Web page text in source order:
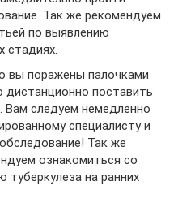
Так же рекомендуем
по выявлению
стадиях.
вы поражены палочками
дистанционно поставить
Вам следуем немедленно
специалисту и
Так же
ознакомиться со
туберкулеза на ранних